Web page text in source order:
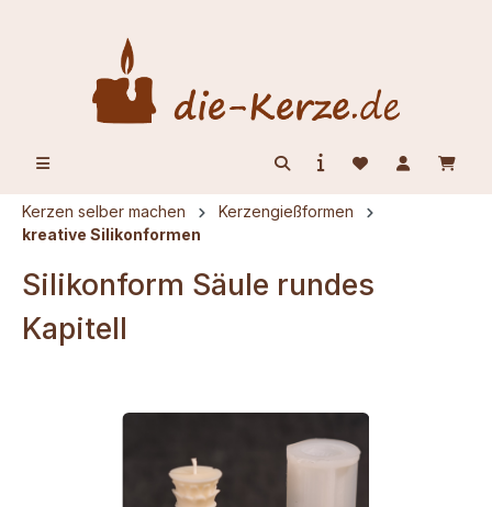
Kerzen selber machen
Kerzengießformen
kreative Silikonformen
Silikonform Säule rundes
Kapitell
Bildergalerie überspringen